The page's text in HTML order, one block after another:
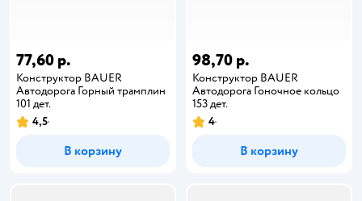
77,60 р.
Конструктор BAUER
Автодорога Горный трамплин
101 дет.
4,5
В корзину
98,70 р.
Конструктор BAUER
Автодорога Гоночное кольцо
153 дет.
4
В корзину